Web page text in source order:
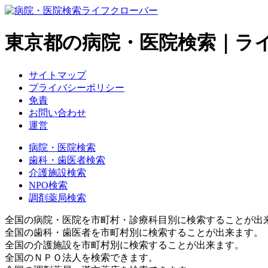
東京都の病院・医院検索｜ラ
サイトマップ
プライバシーポリシー
免責
お問い合わせ
運営
病院・医院検索
歯科・歯医者検索
介護施設検索
NPO検索
調剤薬局検索
全国の病院・医院を市町村・診療科目別に検索することが出
全国の歯科・歯医者を市町村別に検索することが出来ます。
全国の介護施設を市町村別に検索することが出来ます。
全国のＮＰＯ法人を検索できます。